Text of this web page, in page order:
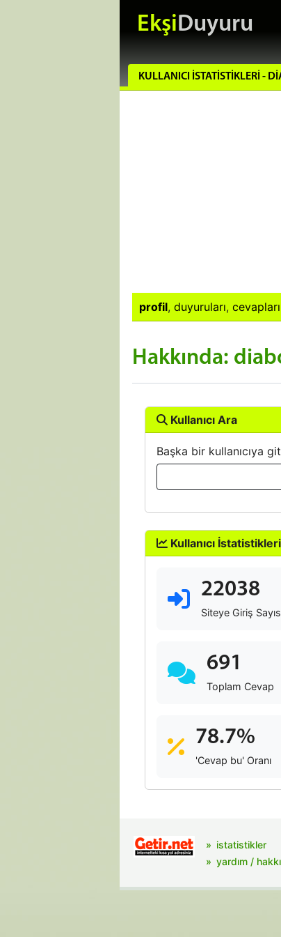
EkşiDuyuru
KULLANICI İSTATISTIKLERI -
profil, duyuruları, cevapları
Hakkında:
Kullanıcı Ara
Başka bir kullanıcıya git
Kullanıcı İstatistikleri
22038
Siteye Giriş
691
Toplam Cevap
78.7%
'Cevap bu' Oranı
istatistikler
yardım /